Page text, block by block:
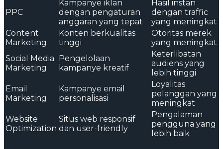
PPC
Kampanye iklan
dengan pengaturan
anggaran yang tepat
Hasil instan
dengan traffic
yang meningkat
Content
Marketing
Konten berkualitas
tinggi
Otoritas merek
yang meningkat
Social Media
Marketing
Pengelolaan
kampanye kreatif
Keterlibatan
audiens yang
lebih tinggi
Email
Marketing
Kampanye email
personalisasi
Loyalitas
pelanggan yang
meningkat
Website
Optimization
Situs web responsif
dan user-friendly
Pengalaman
pengguna yang
lebih baik